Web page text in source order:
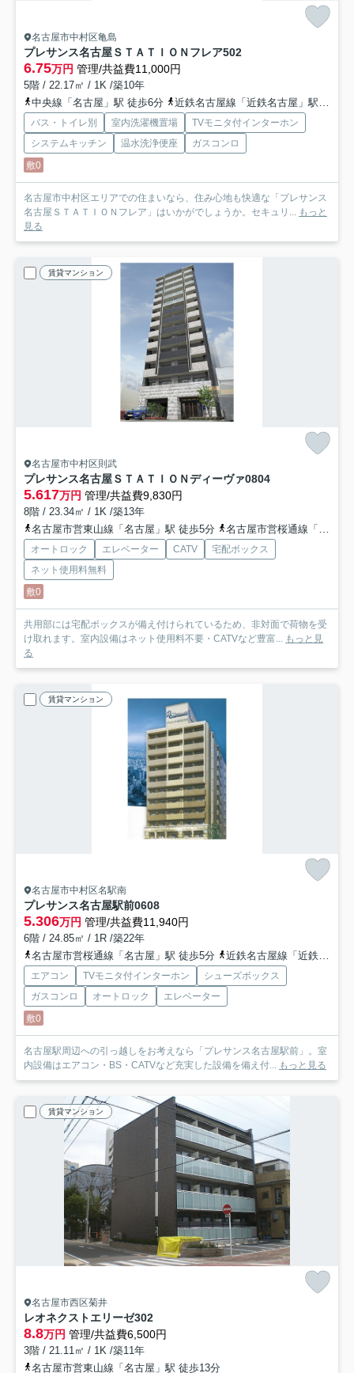
名古屋市中村区亀島
プレサンス名古屋ＳＴＡＴＩＯＮフレア502
6.75万円 管理/共益費11,000円
5階 / 22.17㎡ / 1K /築10年
中央線「名古屋」駅 徒歩6分
近鉄名古屋線「近鉄名古屋」駅 徒歩6分
バス・トイレ別 室内洗濯機置場
TVモニタ付インターホン
システムキッチン
温水洗浄便座
ガスコンロ
敷0
名古屋市中村区エリアでの住まいなら、住み心地も快適な「プレサンス
名古屋ＳＴＡＴＩＯＮフレア」はいかがでしょうか。セキュリ...
もっと
見る
賃貸マンション
名古屋市中村区則武
プレサンス名古屋ＳＴＡＴＩＯＮディーヴァ0804
5.617万円 管理/共益費9,830円
8階 / 23.34㎡ / 1K /築13年
名古屋市営東山線「名古屋」駅 徒歩5分
名古屋市営桜通線「名古屋」駅 徒歩5分
オートロック エレベーター CATV
宅配ボックス
ネット使用料無料
敷0
共用部には宅配ボックスが備え付けられているため、非対面で荷物を受
け取れます。室内設備はネット使用料不要・CATVなど豊富...
もっと見
る
賃貸マンション
名古屋市中村区名駅南
プレサンス名古屋駅前0608
5.306万円 管理/共益費11,940円
6階 / 24.85㎡ / 1R /築22年
名古屋市営桜通線「名古屋」駅 徒歩5分
近鉄名古屋線「近鉄名古屋」駅 徒歩5分
エアコン TVモニタ付インターホン
シューズボックス
ガスコンロ
オートロック
エレベーター
敷0
名古屋駅周辺への引っ越しをお考えなら「プレサンス名古屋駅前」。室
内設備はエアコン・BS・CATVなど充実した設備を備え付...
もっと見る
賃貸マンション
名古屋市西区菊井
レオネクストエリーゼ302
8.8万円 管理/共益費6,500円
3階 / 21.11㎡ / 1K /築11年
名古屋市営東山線「名古屋」駅 徒歩13分